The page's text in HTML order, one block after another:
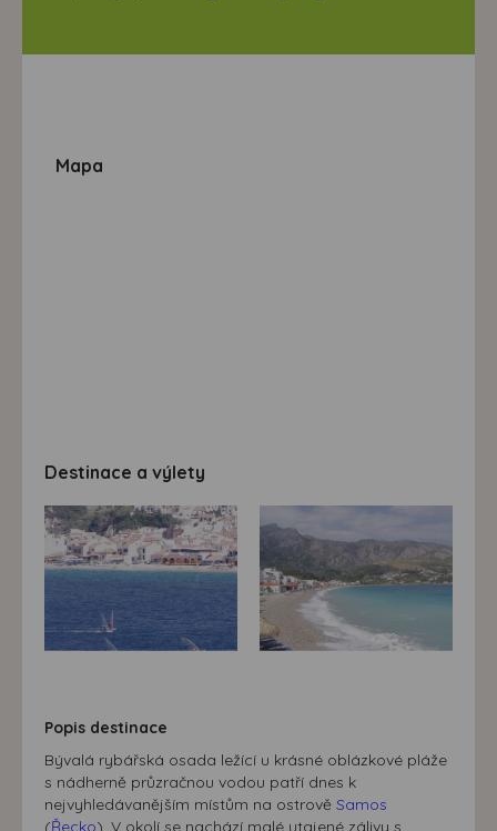
Mapa
Destinace a výlety
Popis destinace
Bývalá rybářská osada ležící u krásné oblázkové pláže
s nádherně průzračnou vodou patří dnes k
nejvyhledávanějším místům na ostrově Samos
(Řecko). V okolí se nachází malé utajené zálivy s